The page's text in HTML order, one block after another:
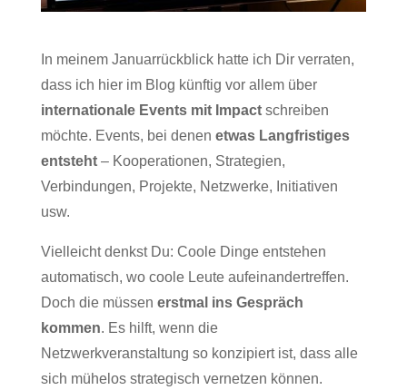
In meinem Januarrückblickhatte ich Dir verraten,
dass ich hier im Blog künftig vor allem über
internationale Events mit Impactschreiben
möchte. Events, bei denen etwas Langfristiges
entsteht – Kooperationen, Strategien,
Verbindungen, Projekte, Netzwerke, Initiativen
usw.
Vielleicht denkst Du: Coole Dinge entstehen
automatisch, wo coole Leute aufeinandertreffen.
Doch die müssen erstmal ins Gespräch
kommen. Es hilft, wenn die
Netzwerkveranstaltung so konzipiert ist, dass alle
sich mühelos strategisch vernetzen können.